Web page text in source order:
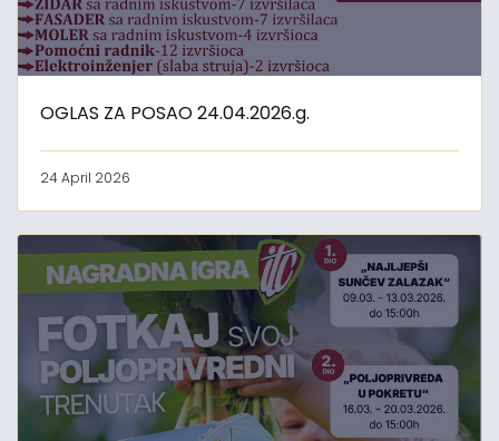
OGLAS ZA POSAO 24.04.2026.g.
24 April 2026